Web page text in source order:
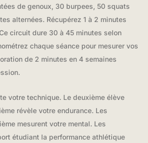
de genoux, 30 burpees, 50 squats
alternées. Récupérez 1 à 2 minutes
circuit dure 30 à 45 minutes selon
chaque séance pour mesurer vos
de 2 minutes en 4 semaines
votre technique. Le deuxième élève
révèle votre endurance. Les
mesurent votre mental. Les
étudiant la performance athlétique